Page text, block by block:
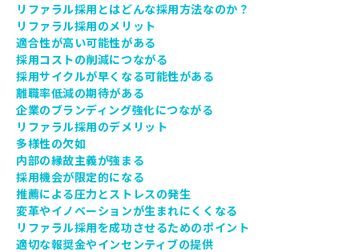
リファラル採用とはどんな採用方法なのか？
リファラル採用のメリット
適合性が高い可能性がある
採用コストの削減につながる
採用サイクルが早くなる可能性がある
離職率低減の期待がある
企業のブランディング強化につながる
リファラル採用のデメリット
多様性の欠如
内部の縁故主義が強まる
採用機会が限定的になる
推薦による圧力とストレスの発生
変革やイノベーションが生まれにくくなる
リファラル採用を成功させるためのポイント
適切な報奨金やインセンティブの提供